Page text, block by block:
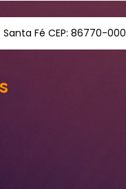
Fé CEP: 86770-000